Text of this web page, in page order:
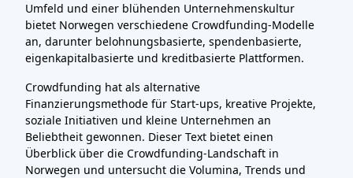
Umfeld und einer blühenden Unternehmenskultur
bietet Norwegen verschiedene Crowdfunding-Modelle
an, darunter belohnungsbasierte, spendenbasierte,
eigenkapitalbasierte und kreditbasierte Plattformen.
Crowdfunding hat als alternative
Finanzierungsmethode für Start-ups, kreative Projekte,
soziale Initiativen und kleine Unternehmen an
Beliebtheit gewonnen. Dieser Text bietet einen
Überblick über die Crowdfunding-Landschaft in
Norwegen und untersucht die Volumina, Trends und